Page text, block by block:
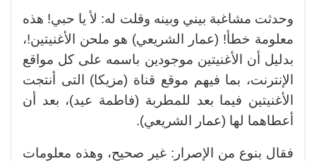
وحدثت مشاغبة بيني وبينه وقلت له: لأ يا حبي! هذه
معلومة خطأ! (عمار الشريعي) هو ملحن الأغنيتين!،
بدليل أن الأغنيتين موجودين باسمه على كل مواقع
الإنترنت، بما فيهم موقع قناة (مزيكا) التى أنتجت
الأغنيتين فيما بعد للمطربة (فاطمة عيد)، بعد أن
أعطاهما لها (عمار الشريعي).
فقال بنوع من الإصرار: غير صحيح، وهذه معلومات